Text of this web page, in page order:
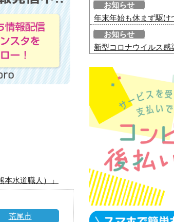
水道職人）」
荒尾市
お知らせ
年末年始も休まず駆け
お知らせ
新型コロナウイルス感